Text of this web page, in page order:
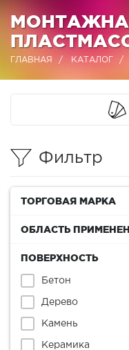
ГЛАВНАЯ КАТАЛОГ
Фильтр
ТОРГОВАЯ МАРКА
ОБЛАСТЬ
ПОВЕРХНОСТЬ
Бетон
Дерево
Камень
Керамика